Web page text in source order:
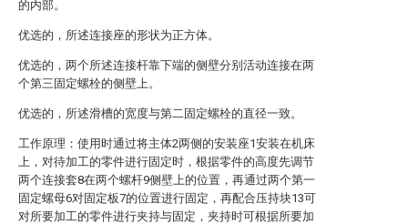
的内部。
优选的，所述连接座的形状为正方体。
优选的，两个所述连接杆靠下端的侧壁分别活动连接在两
个第三固定螺栓的侧壁上。
优选的，所述滑槽的宽度与第二固定螺栓的直径一致。
工作原理：使用时通过将主体2两侧的安装座1安装在机床
上，对待加工的零件进行固定时，根据零件的高度先调节
两个连接套8在两个螺杆9侧壁上的位置，再通过两个第一
固定螺母6对固定板7的位置进行固定，再配合压持块13可
对所要加工的零件进行夹持与固定，夹持时可根据所要加